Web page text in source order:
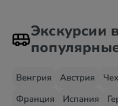
Экскурсии
Венгрия Австрия
Франция
Испания